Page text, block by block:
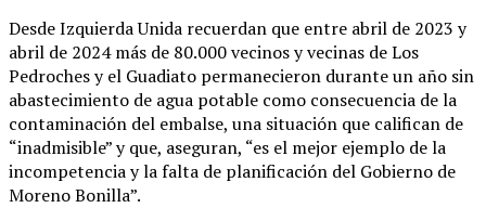
Desde Izquierda Unida recuerdan que entre abril de 2023 y
abril de 2024 más de 80.000 vecinos y vecinas de Los
Pedroches y el Guadiato permanecieron durante un año sin
abastecimiento de agua potable como consecuencia de la
contaminación del embalse, una situación que califican de
“inadmisible” y que, aseguran, “es el mejor ejemplo de la
incompetencia y la falta de planificación del Gobierno de
Moreno Bonilla”.